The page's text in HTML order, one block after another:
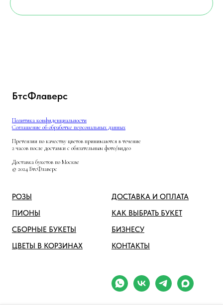
БтсФлаверс
Политика конфиденциальности
Соглашение об обработке персональных данных
Претензии по качеству цветов принимаются в течение
2 часов после доставки с обязательным фото/видео
Доставка букетов по Москве
© 2024 БтсФлаверс
РОЗЫ
ПИОНЫ
СБОРНЫЕ БУКЕТЫ
ЦВЕТЫ В КОРЗИНАХ
ДОСТАВКА И ОПЛАТА
КАК ВЫБРАТЬ БУКЕТ
БИЗНЕСУ
КОНТАКТЫ